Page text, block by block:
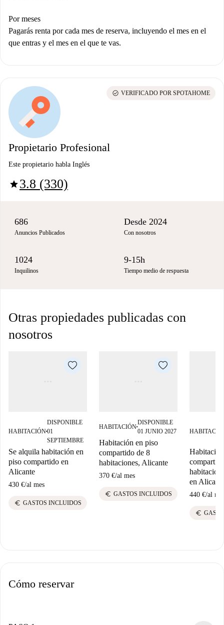
Por meses
Pagarás renta por cada mes de reserva, incluyendo el mes en el
que entras y el mes en el que te vas.
Propietario Profesional
Este propietario habla Inglés
star3.8 (330)
check_circle VERIFICADO POR SPOTAHOME
686
Anuncios Publicados
Desde 2024
Con nosotros
1024
Inquilinos
9-15h
Tiempo medio de respuesta
Otras propiedades publicadas con
nosotros
HABITACIÓN■
DISPONIBLE
01
SEPTIEMBRE
Se alquila habitación en
piso compartido en
Alicante
430 €/al mes
euro GASTOS INCLUIDOS
HABITACIÓN■
DISPONIBLE
01 JUNIO 2027
Habitación en piso
compartido de 8
habitaciones, Alicante
370 €/al mes
euro GASTOS INCLUIDOS
en
440 €/al
euro
Cómo reservar